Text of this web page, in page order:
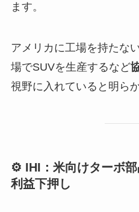
ます。
アメリカに工場を持たな
場でSUVを生産するなど
視野に入れていると明ら
⚙ IHI：米向けターボ
利益下押し